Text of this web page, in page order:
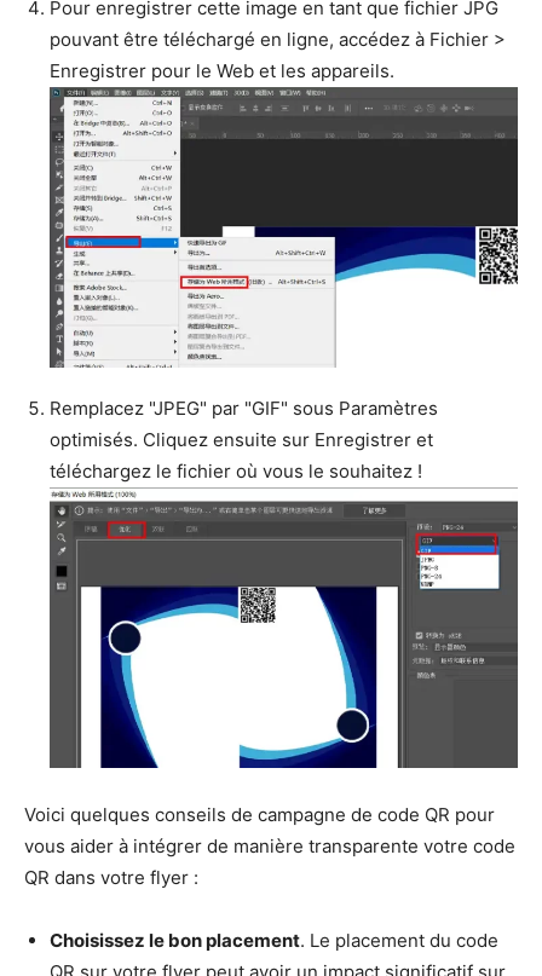
Pour enregistrer cette image en tant que fichier JPG
pouvant être téléchargé en ligne, accédez à Fichier >
Enregistrer pour le Web et les appareils.
Remplacez "JPEG" par "GIF" sous Paramètres
optimisés. Cliquez ensuite sur Enregistrer et
téléchargez le fichier où vous le souhaitez !
Voici quelques conseils de campagne de code QR pour
vous aider à intégrer de manière transparente votre code
QR dans votre flyer :
Choisissez le bon placement. Le placement du code